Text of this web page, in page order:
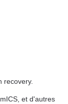
recovery.
et d'autres